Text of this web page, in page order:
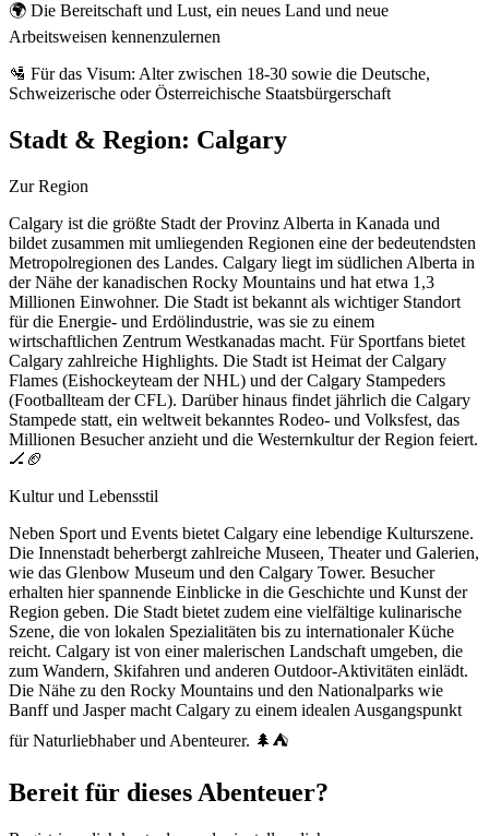
🌍 Die Bereitschaft und Lust, ein neues Land und neue
Arbeitsweisen kennenzulernen
🛂 Für das Visum: Alter zwischen 18-30 sowie die Deutsche,
Schweizerische oder Österreichische Staatsbürgerschaft
Stadt & Region: Calgary
Zur Region
Calgary ist die größte Stadt der Provinz Alberta in Kanada und
bildet zusammen mit umliegenden Regionen eine der bedeutendsten
Metropolregionen des Landes. Calgary liegt im südlichen Alberta in
der Nähe der kanadischen Rocky Mountains und hat etwa 1,3
Millionen Einwohner. Die Stadt ist bekannt als wichtiger Standort
für die Energie- und Erdölindustrie, was sie zu einem
wirtschaftlichen Zentrum Westkanadas macht. Für Sportfans bietet
Calgary zahlreiche Highlights. Die Stadt ist Heimat der Calgary
Flames (Eishockeyteam der NHL) und der Calgary Stampeders
(Footballteam der CFL). Darüber hinaus findet jährlich die Calgary
Stampede statt, ein weltweit bekanntes Rodeo- und Volksfest, das
Millionen Besucher anzieht und die Westernkultur der Region feiert.
🏒🏈
Kultur und Lebensstil
Neben Sport und Events bietet Calgary eine lebendige Kulturszene.
Die Innenstadt beherbergt zahlreiche Museen, Theater und Galerien,
wie das Glenbow Museum und den Calgary Tower. Besucher
erhalten hier spannende Einblicke in die Geschichte und Kunst der
Region geben. Die Stadt bietet zudem eine vielfältige kulinarische
Szene, die von lokalen Spezialitäten bis zu internationaler Küche
reicht. Calgary ist von einer malerischen Landschaft umgeben, die
zum Wandern, Skifahren und anderen Outdoor-Aktivitäten einlädt.
Die Nähe zu den Rocky Mountains und den Nationalparks wie
Banff und Jasper macht Calgary zu einem idealen Ausgangspunkt
für Naturliebhaber und Abenteurer. 🌲⛺
Bereit für dieses Abenteuer?